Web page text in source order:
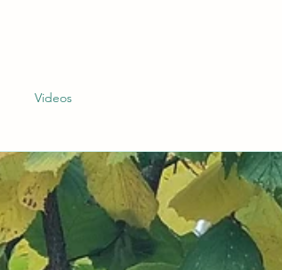
Videos